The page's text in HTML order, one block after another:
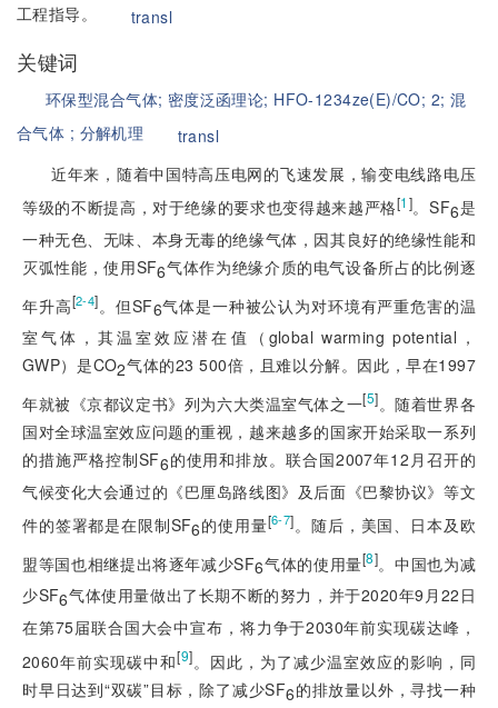
工程指导。
transl
关键词
环保型混合气体; 密度泛函理论; HFO-1234ze(E)/CO; 2; 混
合气体 ; 分解机理
transl
近年来，随着中国特高压电网的飞速发展，输变电线路电压
等级的不断提高，对于绝缘的要求也变得越来越严格[1]。SF6是
一种无色、无味、本身无毒的绝缘气体，因其良好的绝缘性能和
灭弧性能，使用SF6气体作为绝缘介质的电气设备所占的比例逐
年升高[2-4]。但SF6气体是一种被公认为对环境有严重危害的温
室气体，其温室效应潜在值（global warming potential，
GWP）是CO2气体的23 500倍，且难以分解。因此，早在1997
年就被《京都议定书》列为六大类温室气体之一[5]。随着世界各
国对全球温室效应问题的重视，越来越多的国家开始采取一系列
的措施严格控制SF6的使用和排放。联合国2007年12月召开的
气候变化大会通过的《巴厘岛路线图》及后面《巴黎协议》等文
件的签署都是在限制SF6的使用量[6-7]。随后，美国、日本及欧
盟等国也相继提出将逐年减少SF6气体的使用量[8]。中国也为减
少SF6气体使用量做出了长期不断的努力，并于2020年9月22日
在第75届联合国大会中宣布，将力争于2030年前实现碳达峰，
2060年前实现碳中和[9]。因此，为了减少温室效应的影响，同
时早日达到“双碳”目标，除了减少SF6的排放量以外，寻找一种